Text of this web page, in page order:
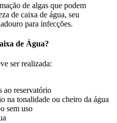
de algas que podem
de caixa de água, seu
para infecções.
de Água?
ser realizada:
ao reservatório
na tonalidade ou cheiro da água
sem uso